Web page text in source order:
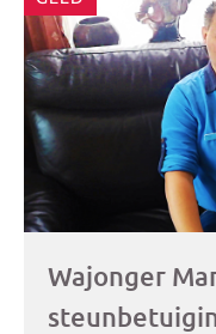
artikelen
Wajonger